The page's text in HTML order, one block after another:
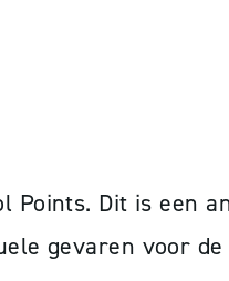
Points. Dit is een
gevaren voor